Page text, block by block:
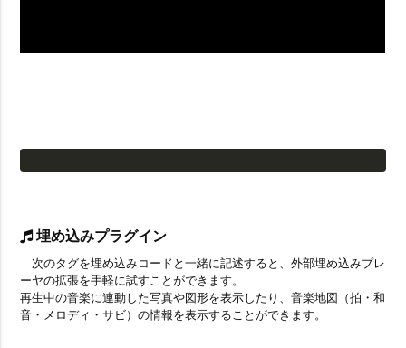
埋め込みプラグイン
次のタグを埋め込みコードと一緒に記述すると、外部埋め込みプレ
ーヤの拡張を手軽に試すことができます。
再生中の音楽に連動した写真や図形を表示したり、音楽地図（拍・和
音・メロディ・サビ）の情報を表示することができます。